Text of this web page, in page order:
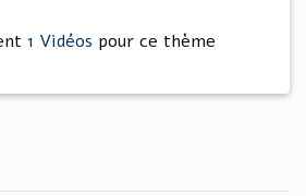
1 Vidéos pour ce thème